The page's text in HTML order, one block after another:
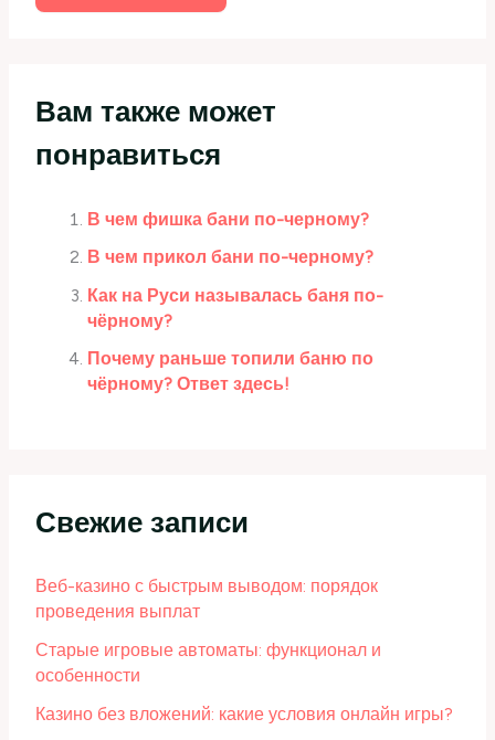
Вам также может
понравиться
В чем фишка бани по-черному?
В чем прикол бани по-черному?
Как на Руси называлась баня по-
чёрному?
Почему раньше топили баню по
чёрному? Ответ здесь!
Свежие записи
Веб-казино с быстрым выводом: порядок
проведения выплат
Старые игровые автоматы: функционал и
особенности
Казино без вложений: какие условия онлайн игры?